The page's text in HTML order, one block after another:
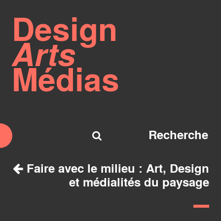
Design
Arts
Médias
Faire avec le milieu : Art, Design
et médialités du paysage